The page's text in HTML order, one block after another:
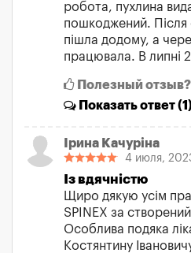
робота, пухлина
пошкоджений. Після
пішла додому, а
працювала. В липні
Полезный отзыв?
Показатьответ
Ірина Качуріна
4 июля,
Із вдячністю
Щиро дякую усім
SPINEX за
Особлива подяка
Костянтину